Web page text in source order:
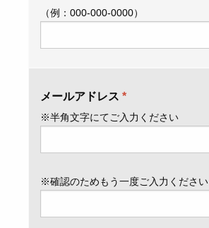
（例：000-000-0000）
メールアドレス *
※半角文字にてご入力ください
※確認のためもう一度ご入力ください